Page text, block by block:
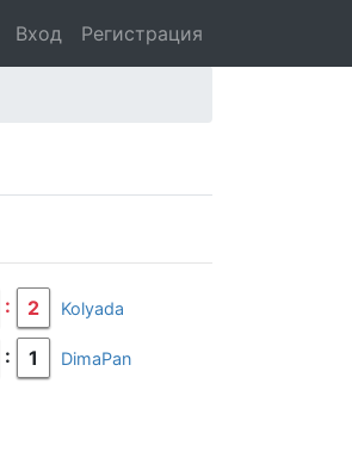
Вход Регистрация
: 2 Kolyada
: 1 DimaPan